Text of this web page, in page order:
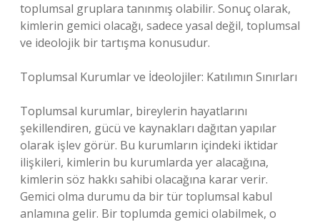
toplumsal gruplara tanınmış olabilir. Sonuç olarak,
kimlerin gemici olacağı, sadece yasal değil, toplumsal
ve ideolojik bir tartışma konusudur.
Toplumsal Kurumlar ve İdeolojiler: Katılımın Sınırları
Toplumsal kurumlar, bireylerin hayatlarını
şekillendiren, gücü ve kaynakları dağıtan yapılar
olarak işlev görür. Bu kurumların içindeki iktidar
ilişkileri, kimlerin bu kurumlarda yer alacağına,
kimlerin söz hakkı sahibi olacağına karar verir.
Gemici olma durumu da bir tür toplumsal kabul
anlamına gelir. Bir toplumda gemici olabilmek, o